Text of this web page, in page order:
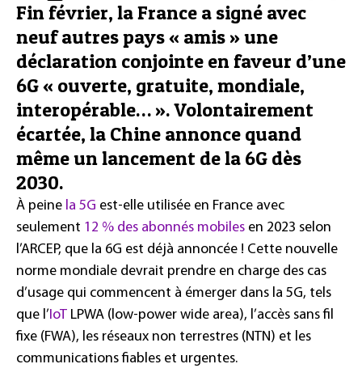
Fin février, la France a signé avec
neuf autres pays « amis » une
déclaration conjointe en faveur d’une
6G « ouverte, gratuite, mondiale,
interopérable… ». Volontairement
écartée, la Chine annonce quand
même un lancement de la 6G dès
2030.
À peine la 5G est-elle utilisée en France avec
seulement 12 % des abonnés mobiles en 2023 selon
l’ARCEP, que la 6G est déjà annoncée ! Cette nouvelle
norme mondiale devrait prendre en charge des cas
d’usage qui commencent à émerger dans la 5G, tels
que l’IoT LPWA (low-power wide area), l’accès sans fil
fixe (FWA), les réseaux non terrestres (NTN) et les
communications fiables et urgentes.